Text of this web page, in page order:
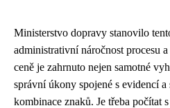
Ministerstvo dopravy stanovilo
administrativní náročnost procesu
ceně je zahrnuto nejen samotné
správní úkony spojené s evidencí
kombinace znaků. Je třeba počítat